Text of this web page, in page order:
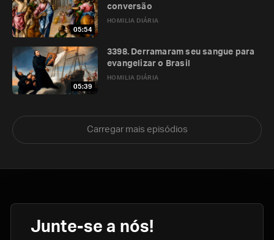
05:54
HOMILIA DIÁRIA
conversão
05:39
HOMILIA DIÁRIA
3398. Derramaram seu sangue para
evangelizar o Brasil
Carregar mais episódios
Junte-se a nós!